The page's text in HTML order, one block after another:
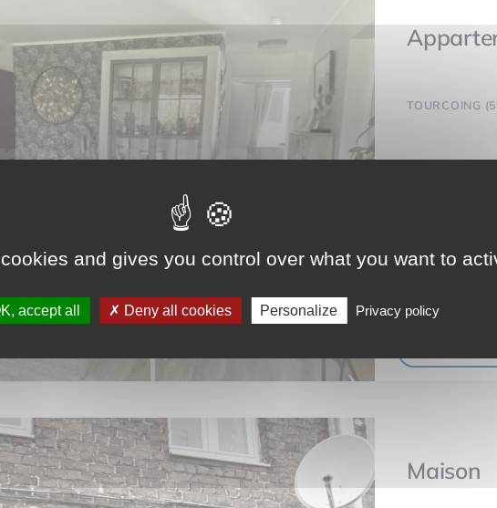
TOURCOING
Nous
Maison
and gives you control over what you want to
accept all Deny all cookies Personalize Privacy policy